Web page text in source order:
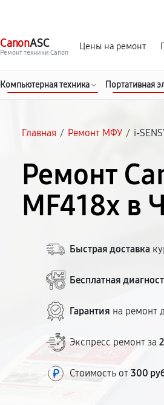
CanonASC
Ремонт техники Canon
Цены на ремонт
Компьютерная техника Портативная
Главная / Ремонт МФУ / i-
Ремонт
MF418x в
Быстрая доставка
Бесплатная
Гарантия на ремонт
Экспресс ремонт за
Стоимость от300